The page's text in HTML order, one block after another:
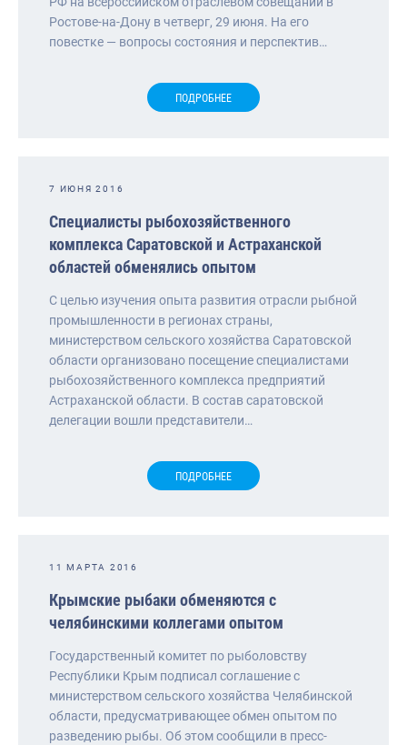
Ростове-на-Дону в четверг, 29 июня. На его
повестке — вопросы состояния и перспектив…
ПОДРОБНЕЕ
7 ИЮНЯ 2016
Специалисты рыбохозяйственного
комплекса Саратовской и Астраханской
областей обменялись опытом
С целью изучения опыта развития отрасли рыбной
промышленности в регионах страны,
министерством сельского хозяйства Саратовской
области организовано посещение специалистами
рыбохозяйственного комплекса предприятий
Астраханской области. В состав саратовской
делегации вошли представители…
ПОДРОБНЕЕ
11 МАРТА 2016
Крымские рыбаки обменяются с
челябинскими коллегами опытом
Государственный комитет по рыболовству
Республики Крым подписал соглашение с
министерством сельского хозяйства Челябинской
области, предусматривающее обмен опытом по
разведению рыбы. Об этом сообщили в пресс-